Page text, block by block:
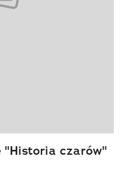
"Historia czarów"